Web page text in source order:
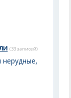
(33 записей)